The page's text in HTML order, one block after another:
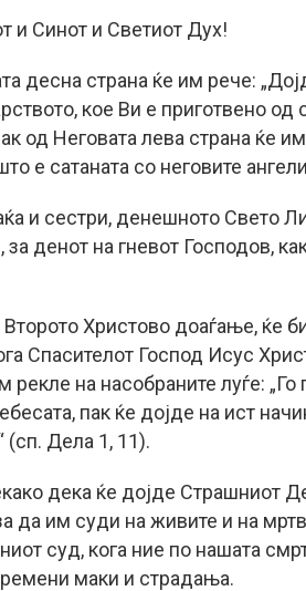
и Синот и Светиот Дух!
десна страна ќе им рече:
кое Ви е приготвено
од Неговата лева страна ќе
е сатаната со неговите
и сестри, денешното Свето
денот на гневот Господов,
Христово доаѓање, ќе
Спасителот Господ Исус
рекле на насобраните луѓе: „Го
пак ќе дојде на ист
(сп. Дела 1, 11).
дека ќе дојде Страшниот
да им суди на живите и на
суд, кога ние по нашата
маки и страдања.